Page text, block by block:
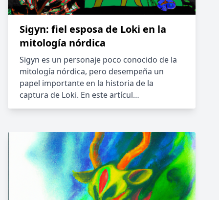
Sigyn: fiel esposa de Loki en la
mitología nórdica
Sigyn es un personaje poco conocido de la
mitología nórdica, pero desempeña un
papel importante en la historia de la
captura de Loki. En este artícul…